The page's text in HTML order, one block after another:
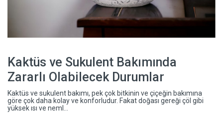
Kaktüs ve Sukulent Bakımında
Zararlı Olabilecek Durumlar
Kaktüs ve sukulent bakımı, pek çok bitkinin ve çiçeğin bakımına
göre çok daha kolay ve konforludur. Fakat doğası gereği çöl gibi
yüksek ısı ve neml...